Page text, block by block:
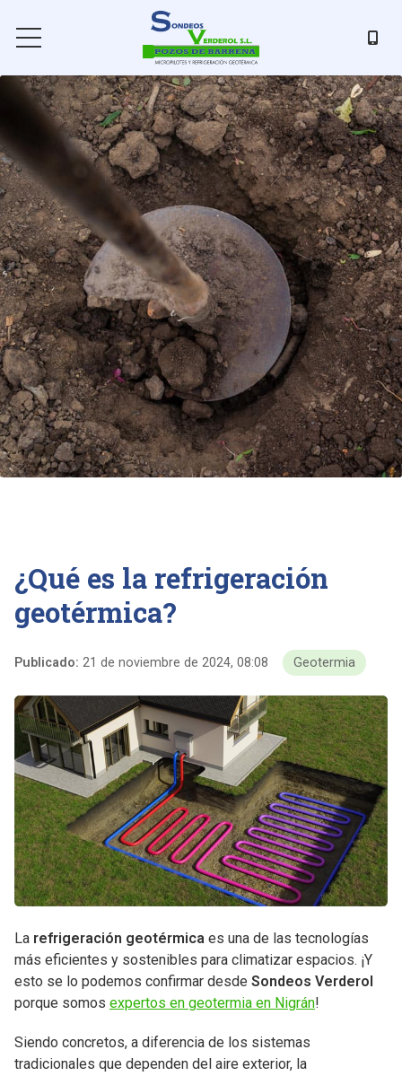
¿Qué es la refrigeración
geotérmica?
Publicado: 21 de noviembre de 2024, 08:08 Geotermia
La refrigeración geotérmica es una de las tecnologías
más eficientes y sostenibles para climatizar espacios. ¡Y
esto se lo podemos confirmar desde Sondeos Verderol
porque somos expertos en geotermia en Nigrán!
Siendo concretos, a diferencia de los sistemas
tradicionales que dependen del aire exterior, la